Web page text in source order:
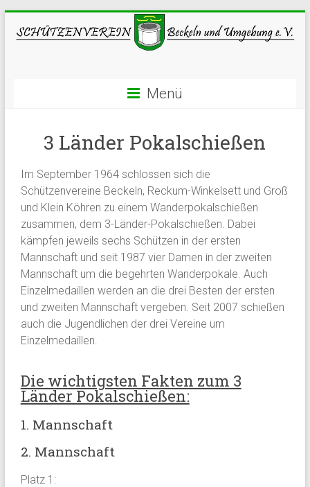
Menü
3 Länder Pokalschießen
Im September 1964 schlossen sich die
Schützenvereine Beckeln, Reckum-Winkelsettund Groß
und Klein Köhren zu einem Wanderpokalschießen
zusammen, dem 3-Länder-Pokalschießen. Dabei
kämpfen jeweils sechs Schützen in der ersten
Mannschaft und seit 1987 vier Damen in der zweiten
Mannschaft um die begehrten Wanderpokale. Auch
Einzelmedaillen werden an die drei Besten der ersten
und zweiten Mannschaft vergeben. Seit 2007 schießen
auch die Jugendlichen der drei Vereine um
Einzelmedaillen.
Die wichtigsten Fakten zum 3
Länder Pokalschießen:
1. Mannschaft
2. Mannschaft
Platz 1: